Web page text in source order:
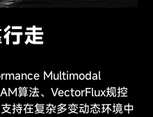
走
Multimodal
算法、VectorFlux规控
持在复杂多变动态环境中